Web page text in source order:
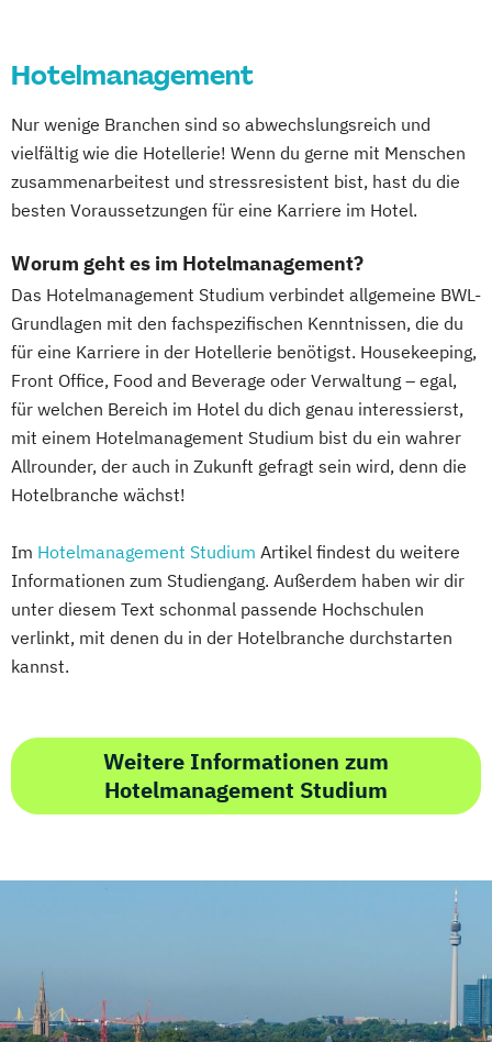
Hotelmanagement
Nur wenige Branchen sind so abwechslungsreich und
vielfältig wie die Hotellerie! Wenn du gerne mit Menschen
zusammenarbeitest und stressresistent bist, hast du die
besten Voraussetzungen für eine Karriere im Hotel.
Worum geht es im Hotelmanagement?
Das Hotelmanagement Studium verbindet allgemeine BWL-
Grundlagen mit den fachspezifischen Kenntnissen, die du
für eine Karriere in der Hotellerie benötigst. Housekeeping,
Front Office, Food and Beverage oder Verwaltung – egal,
für welchen Bereich im Hotel du dich genau interessierst,
mit einem Hotelmanagement Studium bist du ein wahrer
Allrounder, der auch in Zukunft gefragt sein wird, denn die
Hotelbranche wächst!
Im Hotelmanagement Studium Artikel findest du weitere
Informationen zum Studiengang. Außerdem haben wir dir
unter diesem Text schonmal passende Hochschulen
verlinkt, mit denen du in der Hotelbranche durchstarten
kannst.
Weitere Informationen zum
Hotelmanagement Studium